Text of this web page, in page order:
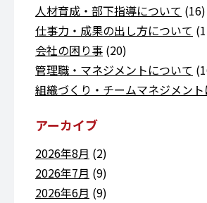
人材育成・部下指導について (16)
仕事力・成果の出し方について
会社の困り事 (20)
管理職・マネジメントについて
組織づくり・チームマネジメント
アーカイブ
2026年8月 (2)
2026年7月 (9)
2026年6月 (9)